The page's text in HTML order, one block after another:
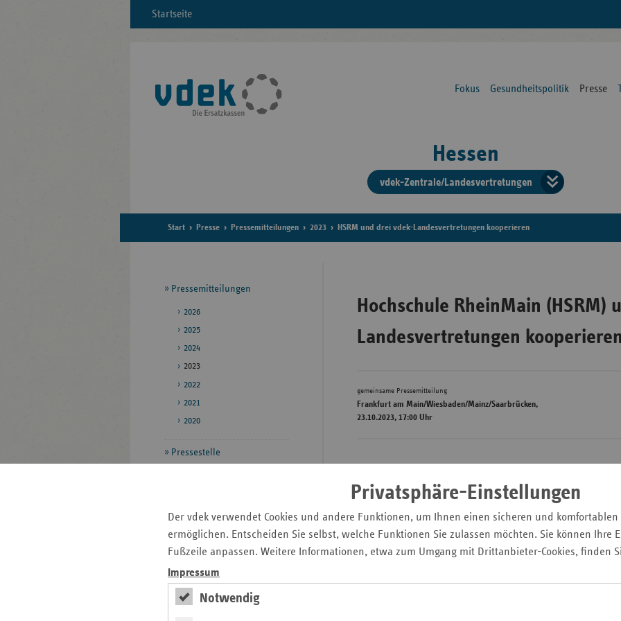
Privatsphäre-Einstellungen
Der vdek verwendet Cookies und andere Funktionen, um Ihnen einen sicheren und
ermöglichen. Entscheiden Sie selbst, welche Funktionen Sie zulassen möchten. Sie können Ihre
Fußzeile anpassen. Weitere Informationen, etwa zum Umgang mit Drittanbieter-Cookies, finden
Impressum
Notwendig
Startseite
Fokus Gesundheitspolitik Presse
Hessen
vdek-Zentrale/Landesvertretungen
der
Start Presse Pressemitteilungen 2023 HSRM und drei vdek-Landesvertretungen kooperieren
Hochschule RheinMain (HSRM)
Landesvertretungen kooperieren
gemeinsame Pressemitteilung
Frankfurt am Main/Wiesbaden/Mainz/Saarbrücken,
23.10.2023, 17:00 Uhr
Seitennavigation
Pressemitteilungen
2026
2025
2024
2023
2022
2021
2020
Pressestelle
Informationen
Auf einen Blick
Pressemitteilungen
Kontakt und Anfahrt
Veranstaltungen